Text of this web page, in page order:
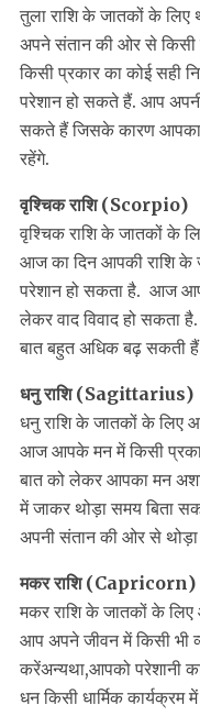
तुला राशि के जातकों के लिए
अपने संतान की ओर से
किसी प्रकार का कोई सही
परेशान हो सकते हैं. आप
सकते हैं जिसके कारण आपका
रहेंगे.
वृश्चिक राशि (Scorpio)
वृश्चिक राशि के जातकों के
आज का दिन आपकी राशि के
परेशान हो सकता है. आज
लेकर वाद विवाद हो सकता
बात बहुत अधिक बढ़ सकती
धनु राशि (Sagittarius)
धनु राशि के जातकों के लिए
आज आपके मन में किसी
बात को लेकर आपका मन
में जाकर थोड़ा समय बिता
अपनी संतान की ओर से
मकर राशि (Capricorn)
मकर राशि के जातकों के लिए
आप अपने जीवन में किसी भी
करेंअन्यथा,आपको परेशानी
धन किसी धार्मिक कार्यक्रम